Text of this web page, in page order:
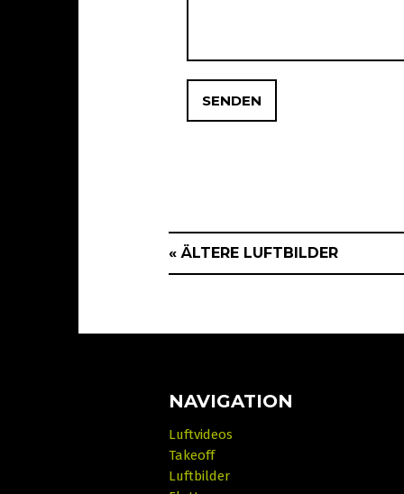
« ÄLTERE LUFTBILDER
NAVIGATION
Luftvideos
Takeoff
Luftbilder